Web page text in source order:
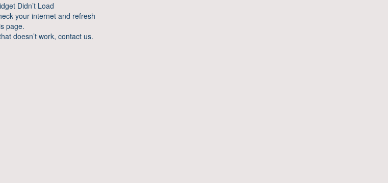
Didn’t Load
your internet and refresh
page.
doesn’t work, contact us.